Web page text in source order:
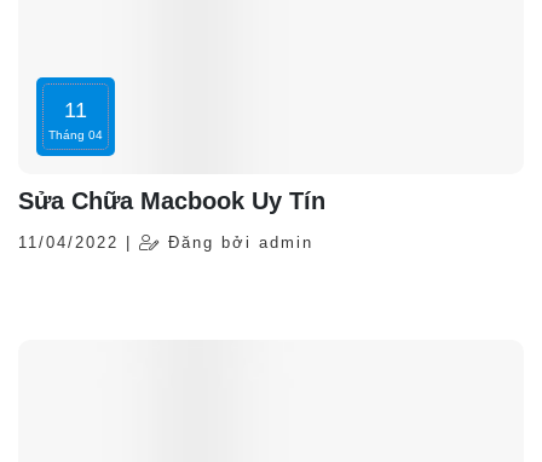
11
Tháng 04
Sửa Chữa Macbook Uy Tín
11/04/2022 | Đăng bởi admin